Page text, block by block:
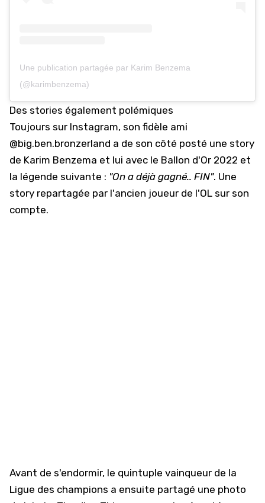
Une publication partagée par Karim Benzema
(@karimbenzema)
Des stories également polémiques
Toujours sur Instagram, son fidèle ami
@big.ben.bronzerland a de son côté posté une story
de Karim Benzema et lui avec le Ballon d'Or 2022 et
la légende suivante : "On a déjà gagné.. FIN". Une
story repartagée par l'ancien joueur de l'OL sur son
compte.
Avant de s'endormir, le quintuple vainqueur de la
Ligue des champions a ensuite partagé une photo